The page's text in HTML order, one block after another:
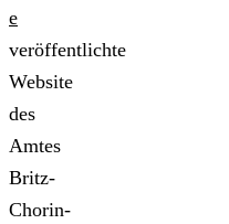
e
veröffentlichte
Website
des
Amtes
Britz-
Chorin-